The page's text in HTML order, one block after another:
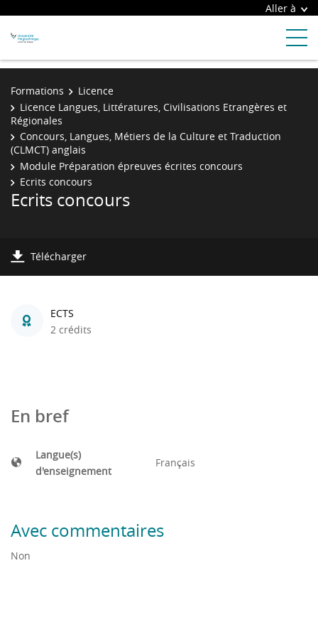
Aller à
Formations
Licence
Licence Langues, Littératures, Civilisations Etrangères et
Régionales
Concours, Langues, Métiers de la Culture et Traduction
(CLMCT) anglais
Module Préparation épreuves écrites concours
Ecrits concours
Ecrits concours
Télécharger
ECTS
2 crédits
En bref
Langue(s)
d'enseignement
Français
Avec commentaires
Non